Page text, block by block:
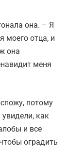
она. – Я
моего отца, и
она
меня
потому
как
и все
оградить